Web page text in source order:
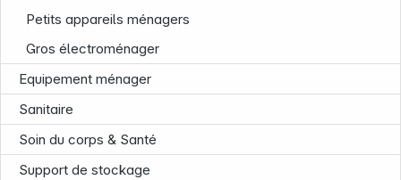
Petits appareils ménagers
Gros électroménager
Equipement ménager
Sanitaire
Soin du corps & Santé
Support de stockage